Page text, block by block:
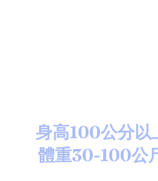
身高100公分以
體重30-100公